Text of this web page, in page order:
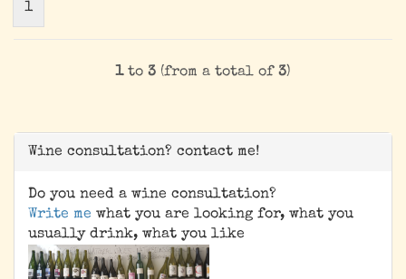
1
1to 3 (from a total of 3)
Wine consultation? contact me!
Do you need a wine consultation?
Write me what you are looking for, what you
usually drink, what you like